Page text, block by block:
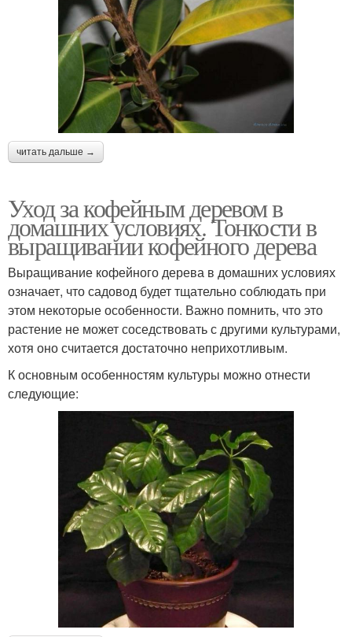
читать дальше →
Уход за кофейным деревом в
домашних условиях. Тонкости в
выращивании кофейного дерева
Выращивание кофейного дерева в домашних условиях
означает, что садовод будет тщательно соблюдать при
этом некоторые особенности. Важно помнить, что это
растение не может соседствовать с другими культурами,
хотя оно считается достаточно неприхотливым.
К основным особенностям культуры можно отнести
следующие: